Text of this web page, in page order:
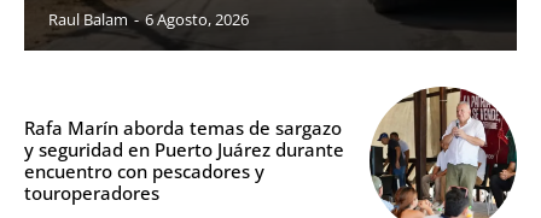
Raul Balam - 6 Agosto, 2026
Rafa Marín aborda temas de sargazo
y seguridad en Puerto Juárez durante
encuentro con pescadores y
touroperadores